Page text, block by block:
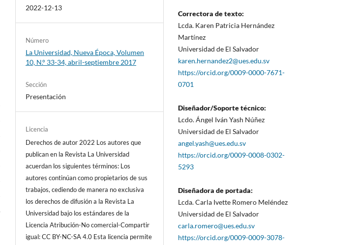
2022-12-13
Número
La Universidad, Nueva Época, Volumen
10, N.° 33-34, abril-septiembre 2017
Sección
Presentación
Licencia
Derechos de autor 2022 Los autores que
publican en la Revista La Universidad
acuerdan los siguientes términos: Los
autores continúan como propietarios de sus
trabajos, cediendo de manera no exclusiva
los derechos de difusión a la Revista La
Universidad bajo los estándares de la
Licencia Atribución-No comercial-Compartir
igual: CC BY-NC-SA 4.0 Esta licencia permite
Correctora de texto:
Lcda. Karen Patricia Hernández
Martínez
Universidad de El Salvador
karen.hernandez2@ues.edu.sv
https://orcid.org/0009-0000-7671-
0701
Diseñador/Soporte técnico:
Lcdo. Ángel Iván Yash Núñez
Universidad de El Salvador
angel.yash@ues.edu.sv
https://orcid.org/0009-0008-0302-
5293
Diseñadora de portada:
Lcda. Carla Ivette Romero Meléndez
Universidad de El Salvador
carla.romero@ues.edu.sv
https://orcid.org/0009-0009-3078-